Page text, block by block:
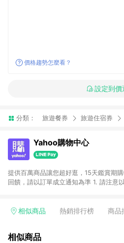
價格趨勢怎麼看？
設定到價
分類： 旅遊餐券 旅遊住宿券
Yahoo購物中心
提供百萬商品讓您超好逛，15天鑑賞期
回饋，請以訂單成立通知為準 1. 請注意以下品類商品均無回饋：
電玩/遊戲/相機/單眼/鏡頭/拍立得
的購回饋活動享Yahoo超贈點回饋者 - 購
相似商品 熱銷排行榜 商品
相似商品